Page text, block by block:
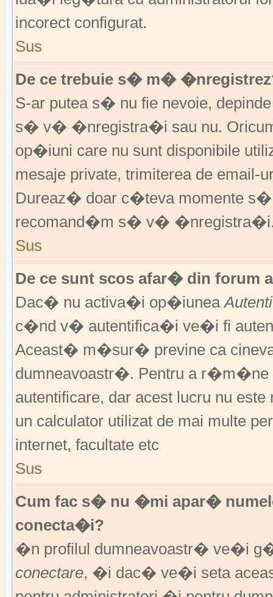
incorect configurat.
Sus
De ce trebuie s� m�
S-ar putea s� nu fie nevoie,
s� v� �nregistra�i sau nu.
op�iuni care nu sunt disponibile
mesaje private, trimiterea de
Dureaz� doar c�teva momente
recomand�m s� v�
Sus
De ce sunt scos afar� din forum
Dac� nu activa�i op�iunea
c�nd v� autentifica�i ve�i fi
Aceast� m�sur� previne ca
dumneavoastr�. Pentru a
autentificare, dar acest lucru nu
un calculator utilizat de mai multe
internet, facultate etc
Sus
Cum fac s� nu �mi apar�
conecta�i?
�n profilul dumneavoastr� ve�i
conectare, �i dac� ve�i seta